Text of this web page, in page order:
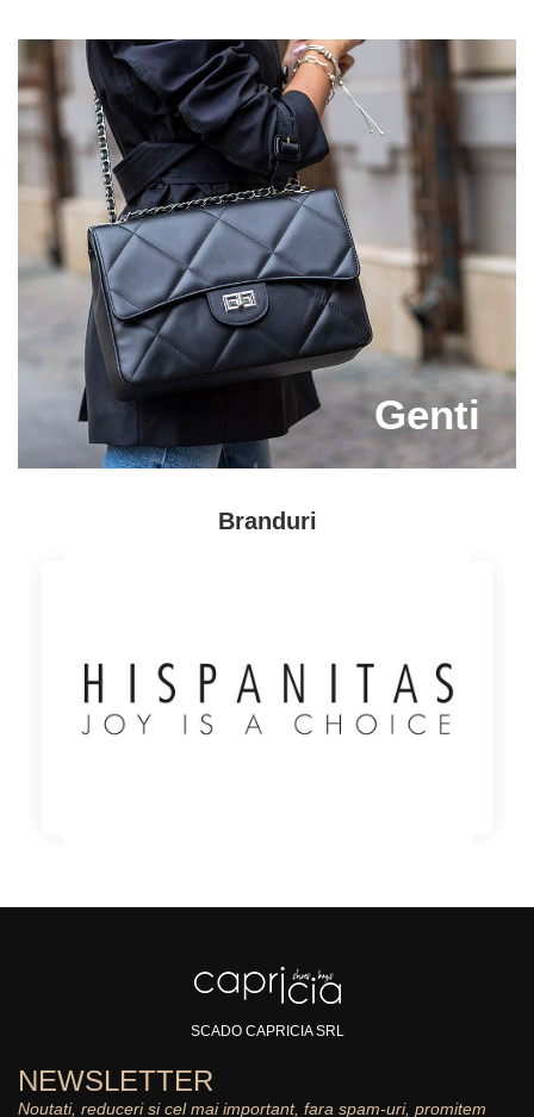
Perechile de pantofi la reduceri sunt fabricate din
piele 100% naturala, asadar, sunt confortabile si
rezistente la sute de purtari. Totodata, ai posibilitatea
sa alegi un model simplu sau sa optezi pentru
modelele cu imprimeuri moderne (animal print, piele
de sarpe, piele de crocodil etc.).
Capricia.ro are o experienta de peste 20 de ani pe
piata articolelor de incaltaminte si iti pune la
dispozitie cele mai noi modele create de branduri
cunoscute, atat pe plan national, cat si pe plan
international. Asadar, nu ezista sa accesezi site-ul
nostru atunci cand cauti pantofi ieftini de dama!
Reducerile te asteapta!
Genti
Branduri
SCADO CAPRICIA SRL
NEWSLETTER
Noutati, reduceri si cel mai important, fara spam-uri, promitem